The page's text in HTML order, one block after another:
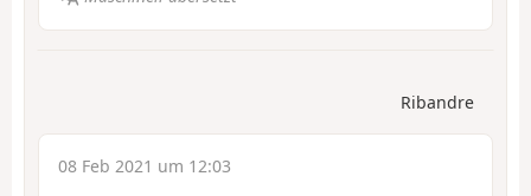
Ribandre
08 Feb 2021 um 12:03